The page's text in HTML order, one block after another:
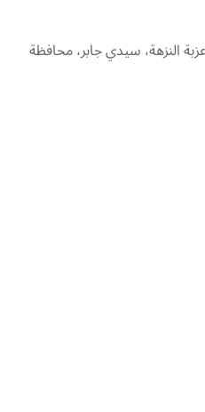
14 مايو، عزبة النزهة، سيدي جابر، محافظة